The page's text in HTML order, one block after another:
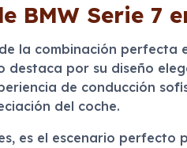
BMW Serie 7
la combinación perfecta
por su diseño
de conducción
del coche.
es el escenario